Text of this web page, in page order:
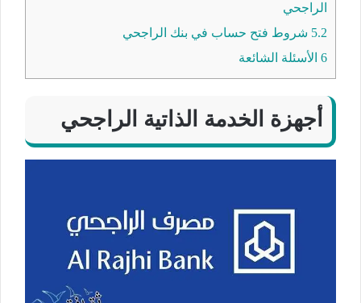
الراجحي
5.2 شروط فتح حساب في بنك الراجحي
6 الأسئلة الشائعة
أجهزة الخدمة الذاتية الراجحي